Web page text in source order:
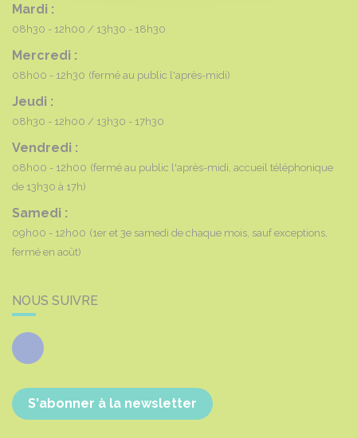
Mardi :
08h30 - 12h00 13h30 - 18h30
Mercredi :
08h00 - 12h30 (fermé au public l'après-midi)
Jeudi :
08h30 - 12h00 13h30 - 17h30
Vendredi :
08h00 - 12h00 (fermé au public l'après-midi, accueil téléphonique
de 13h30 à 17h)
Samedi :
09h00 - 12h00 (1er et 3e samedi de chaque mois, sauf exceptions,
fermé en août)
NOUS SUIVRE
Facebook
S'abonner à la newsletter